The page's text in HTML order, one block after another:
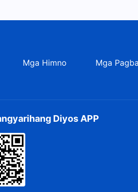
Mga Himno Mga
Diyos APP